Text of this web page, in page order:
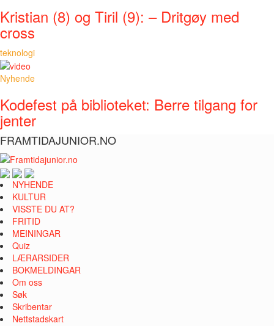
Kristian (8) og Tiril (9): – Dritgøy med
cross
teknologi
Nyhende
Kodefest på biblioteket: Berre tilgang for
jenter
FRAMTIDAJUNIOR.NO
NYHENDE
KULTUR
VISSTE DU AT?
FRITID
MEININGAR
Quiz
LÆRARSIDER
BOKMELDINGAR
Om oss
Søk
Skribentar
Nettstadskart